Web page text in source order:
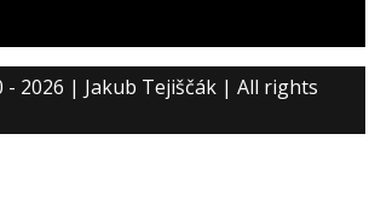
2026 | Jakub Tejiščák | All rights